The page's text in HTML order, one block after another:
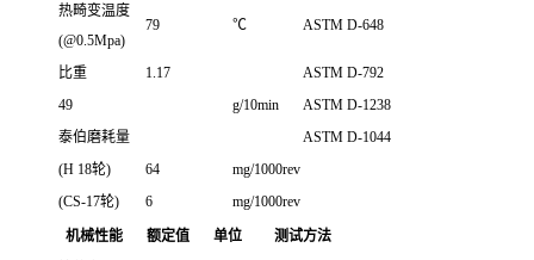
热畸变温度
(@0.5Mpa)
79 ℃ ASTM D-648
比重 1.17
ASTM D-792
49
g/10min
ASTM D-1238
泰伯磨耗量
ASTM D-1044
(H 18轮)
64
mg/1000rev
(CS-17轮)
6 mg/1000rev
机械性能 额定值 单位
测试方法